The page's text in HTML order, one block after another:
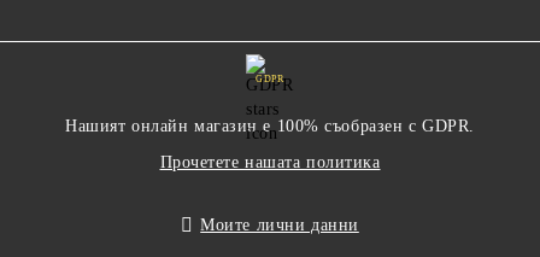
GDPR
Нашият онлайн магазин е 100% съобразен с GDPR.
Прочетете нашата политика
Моите лични данни